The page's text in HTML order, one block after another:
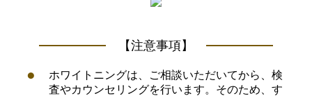
【注意事項】
ホワイトニングは、ご相談いただいてから、検
査やカウンセリングを行います。そのため、す